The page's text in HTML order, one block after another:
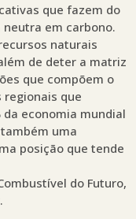
que fazem do
em carbono.
naturais
de deter a matriz
que compõem o
regionais que
economia mundial
uma
posição que tende
do Futuro,